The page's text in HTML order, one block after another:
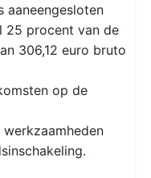
aaneengesloten
25 procent van de
306,12 euro bruto
op de